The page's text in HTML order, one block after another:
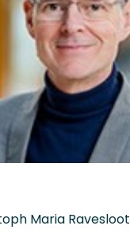
Maria Ravesloot